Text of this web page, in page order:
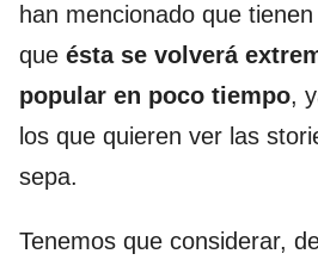
han mencionado que
que ésta se volverá
popular en poco tiempo,
los que quieren ver las
sepa.
Tenemos que considerar,